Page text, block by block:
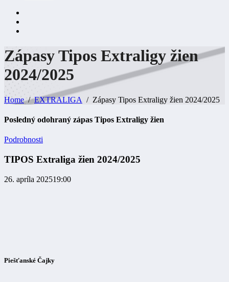
Zápasy Tipos Extraligy žien
2024/2025
Home EXTRALIGA Zápasy Tipos Extraligy žien 2024/2025
Posledný odohraný zápas Tipos Extraligy žien
Podrobnosti
TIPOS Extraliga žien 2024/2025
26. apríla 202519:00
Piešťanské Čajky